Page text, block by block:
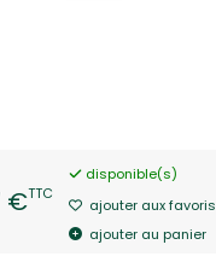
€TTC
disponible(s)
ajouter aux favoris
ajouter au panier